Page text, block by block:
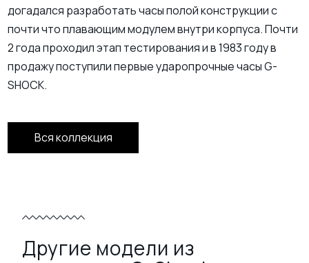
догадался разработать часы полой конструкции с
почти что плавающим модулем внутри корпуса. Почти
2 года проходил этап тестирования и в 1983 году в
продажу поступили первые ударопрочные часы G-
SHOCK.
Вся коллекция
Другие модели из